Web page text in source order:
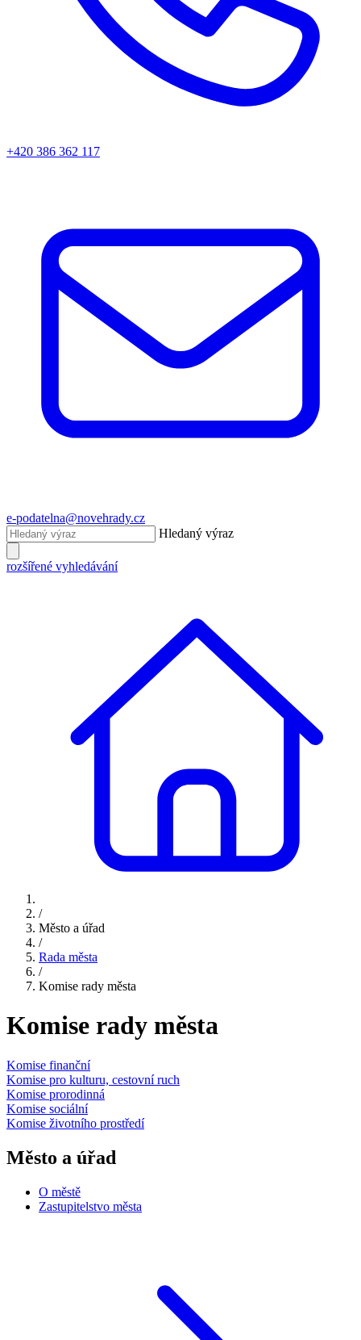
+420 386 362 117
e-podatelna@novehrady.cz
Hledaný výraz
rozšířené vyhledávání
/
Město a úřad
/
Rada města
/
Komise rady města
Komise rady města
Komise finanční
Komise pro kulturu, cestovní ruch
Komise prorodinná
Komise sociální
Komise životního prostředí
Město a úřad
O městě
Zastupitelstvo města